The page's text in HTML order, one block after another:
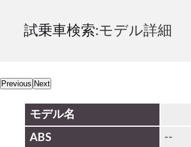
試乗車検索:モデル詳細
Previous Next
モデル名
ABS --